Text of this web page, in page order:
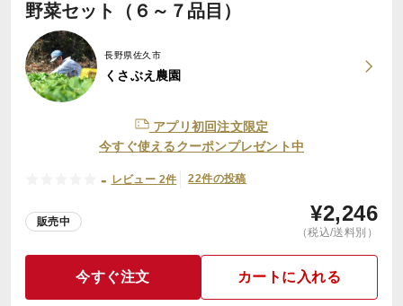
野菜セット（６～７品目）
長野県佐久市
くさぶえ農園
アプリ初回注文限定
今すぐ使えるクーポンプレゼント中
- レビュー 2件 22件の投稿
販売中 ¥2,246
（税込/送料別）
今すぐ注文 カートに入れる